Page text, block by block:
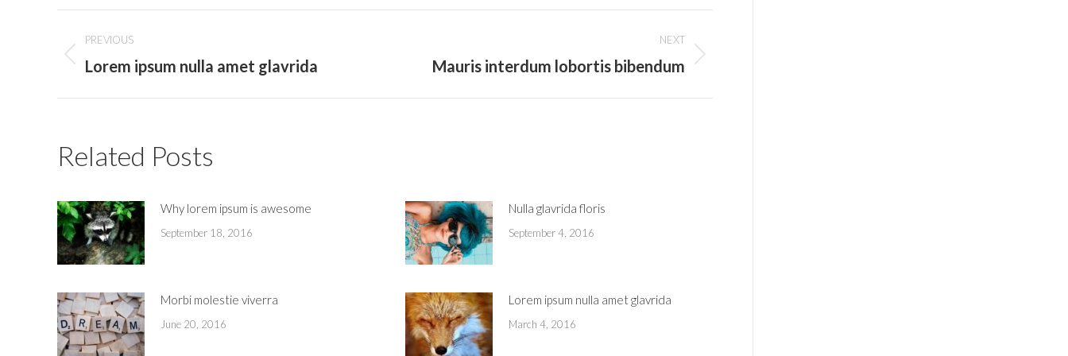
navigation
PREVIOUS
Previous
Lorem ipsum nulla amet glavrida
NEXT
NextMauris interdum lobortis bibendum
Related Posts
Why lorem ipsum is awesome
September 18, 2016
Nulla glavrida floris
September 4, 2016
Morbi molestie viverra
June 20, 2016
Lorem ipsum nulla amet glavrida
March 4, 2016